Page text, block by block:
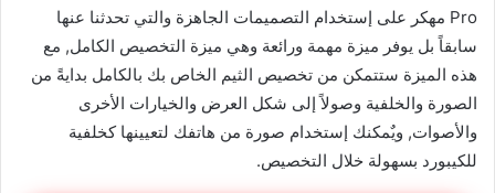
Pro مهكر على إستخدام التصميمات الجاهزة والتي تحدثنا عنها
سابقاً بل يوفر ميزة مهمة ورائعة وهي ميزة التخصيص الكامل, مع
هذه الميزة ستتمكن من تخصيص الثيم الخاص بك بالكامل بدايةً من
الصورة والخلفية وصولاً إلى شكل العرض والخيارات الأخرى
والأصوات, ويٌمكنك إستخدام صورة من هاتفك لتعيينها كخلفية
للكيبورد بسهولة خلال التخصيص.